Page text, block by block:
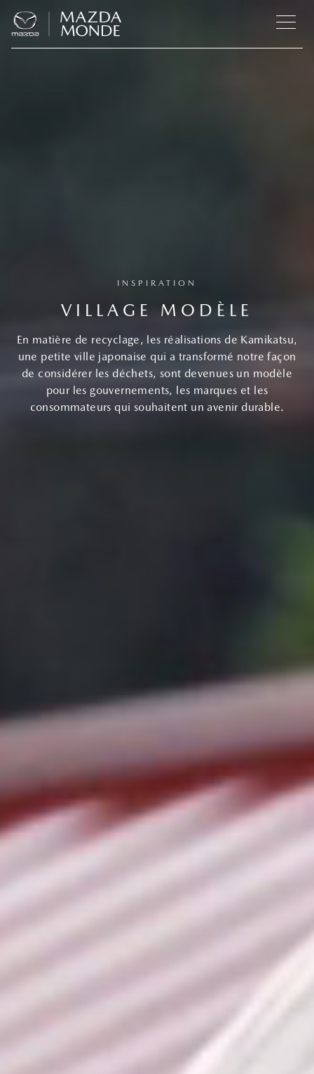
INSPIRATION
VILLAGE MODÈLE
En matière de recyclage, les réalisations de Kamikatsu,
une petite ville japonaise qui a transformé notre façon
de considérer les déchets, sont devenues un modèle
pour les gouvernements, les marques et les
consommateurs qui souhaitent un avenir durable.